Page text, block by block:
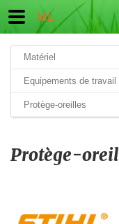
ML
Matériel
Equipements de travail
Protège-oreilles
Protège-